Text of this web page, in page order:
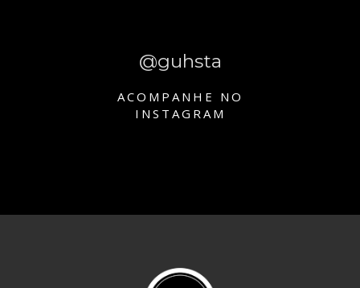
@guhsta
ACOMPANHE NO
INSTAGRAM